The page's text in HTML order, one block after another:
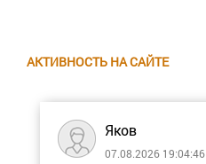
АКТИВНОСТЬ НА САЙТЕ
Яков
07.08.2026 19:04:46